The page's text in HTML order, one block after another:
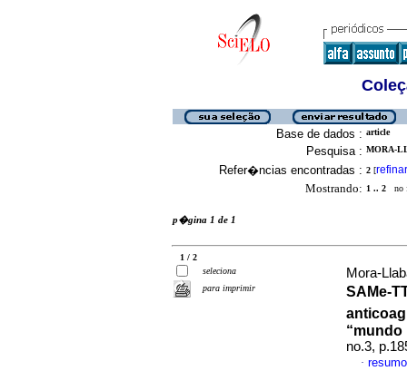
Base de dados : article
Pesquisa : MORA-
Refer�ncias encontradas : 2 [refinar
Mostrando: 1 .. 2 no
p�gina 1 de 1
1 / 2
seleciona
para imprimir
Mora-
SAMe-
“mundo
no.3,
·